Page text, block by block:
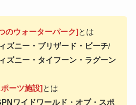
のウォーターパーク]とは
ズニー・ブリザード・ビーチ/
ズニー・タイフーン・ラグーン
ーツ施設]とは
ワイドワールド・オブ・スポ